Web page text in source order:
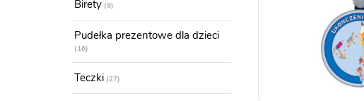
Birety 9
Pudełka prezentowe dla dzieci
16
Teczki 27